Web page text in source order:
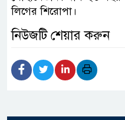
লিগের শিরোপা।
নিউজটি শেয়ার করুন